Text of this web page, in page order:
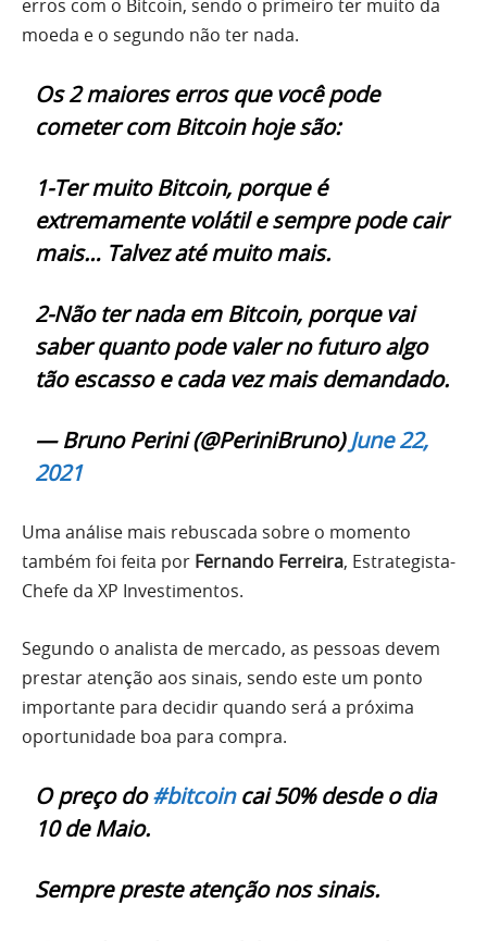
erros com o Bitcoin, sendo o primeiro ter muito da
moeda e o segundo não ter nada.
Os 2 maiores erros que você pode
cometer com Bitcoin hoje são:
1-Ter muito Bitcoin, porque é
extremamente volátil e sempre pode cair
mais… Talvez até muito mais.
2-Não ter nada em Bitcoin, porque vai
saber quanto pode valer no futuro algo
tão escasso e cada vez mais demandado.
— Bruno Perini (@PeriniBruno)June 22,
2021
Uma análise mais rebuscada sobre o momento
também foi feita por Fernando Ferreira, Estrategista-
Chefe da XP Investimentos.
Segundo o analista de mercado, as pessoas devem
prestar atenção aos sinais, sendo este um ponto
importante para decidir quando será a próxima
oportunidade boa para compra.
O preço do#bitcoincai 50% desde o dia
10 de Maio.
Sempre preste atenção nos sinais.